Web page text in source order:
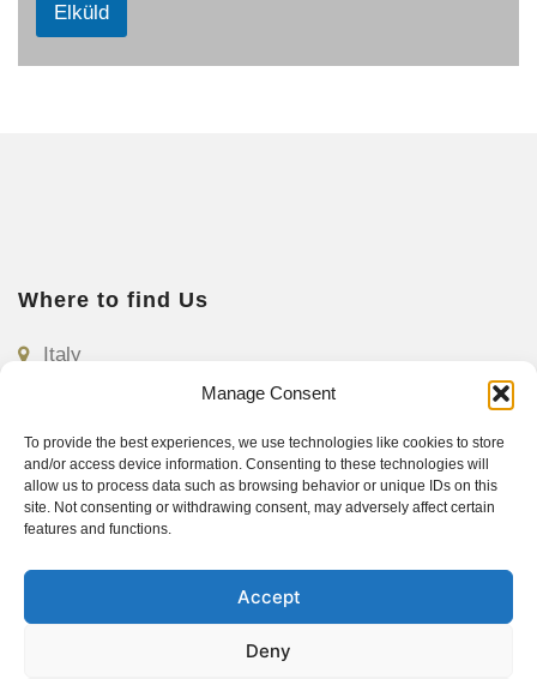
Manage Consent
To provide the best experiences, we use technologies like cookies to store
and/or access device information. Consenting to these technologies will
allow us to process data such as browsing behavior or unique IDs on this
site. Not consenting or withdrawing consent, may adversely affect certain
features and functions.
Accept
Deny
Elküld
Where to find Us
Italy
Hungary
Germany